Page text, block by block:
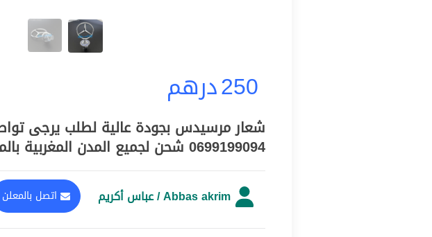
250درهم
شعار مرسيدس بجودة عالية لطلب يرجى
0699199094 شحن لجميع المدن المغربية بالمجان الدفع عند الاستلام
Abbas akrim / عباس أكريم اتصل بالمعلن